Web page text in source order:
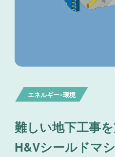
エネルギー・環境
難しい地下工事
H&Vシールドマ